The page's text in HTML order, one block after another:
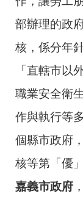
部辦理的政
核，係分年
「直轄市以
職業安全衛
作與執行等
個縣市政府
核等第「優
嘉義市政府